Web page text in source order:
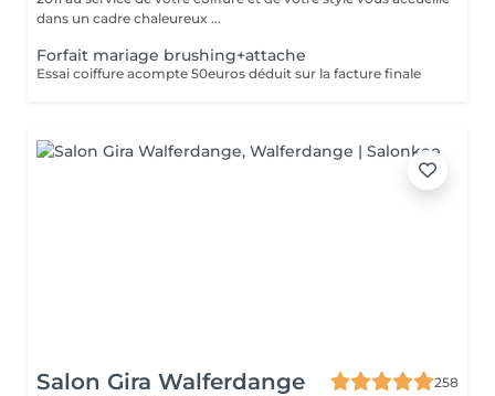
dans un cadre chaleureux ...
Forfait mariage brushing+attache
Essai coiffure acompte 50euros déduit sur la facture finale
Salon Gira Walferdange
258